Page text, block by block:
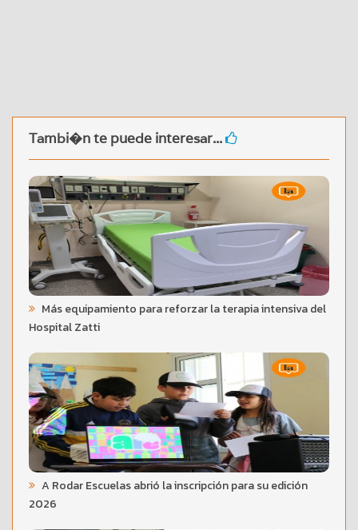
Tambi�n te puede interesar...
Más equipamiento para reforzar la terapia intensiva del
Hospital Zatti
A Rodar Escuelas abrió la inscripción para su edición
2026